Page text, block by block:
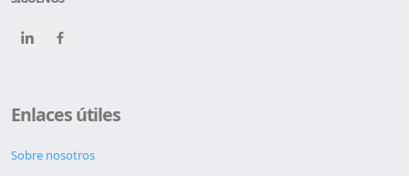
Enlaces útiles
Sobre nosotros